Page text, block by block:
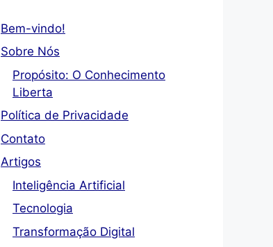
Bem-vindo!
Sobre Nós
Propósito: O Conhecimento
Liberta
Política de Privacidade
Contato
Artigos
Inteligência Artificial
Tecnologia
Transformação Digital